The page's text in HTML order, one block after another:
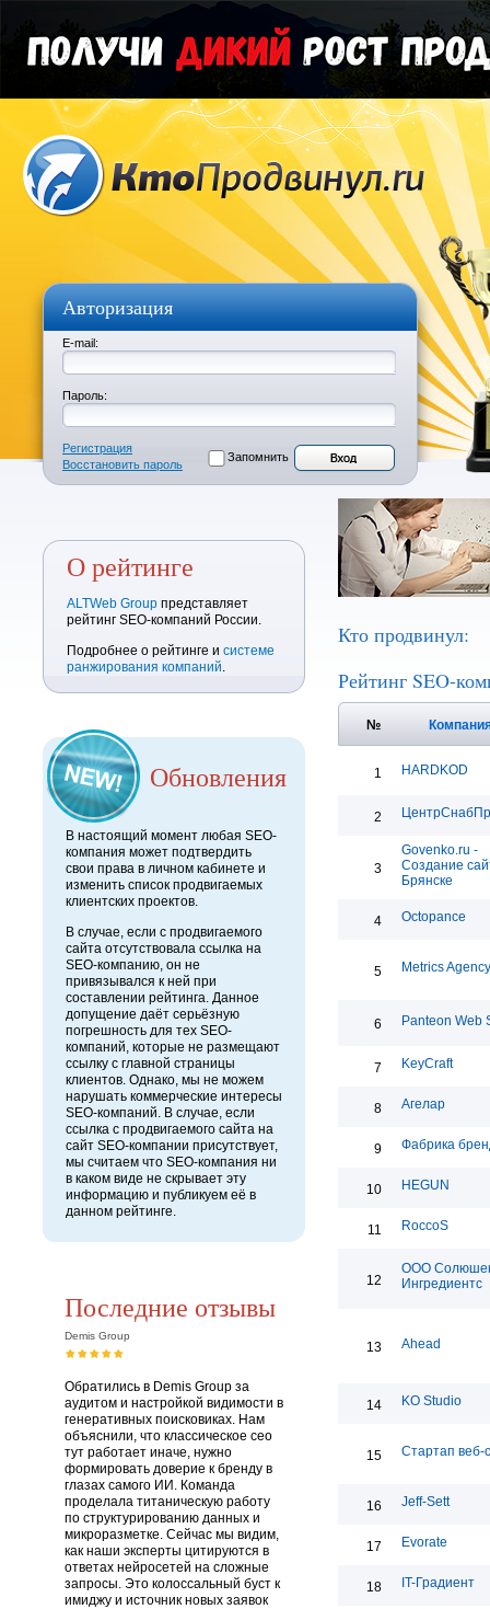
Авторизация
E-mail:
Пароль:
Регистрация
Восстановить пароль
Запомнить
О рейтинге
ALTWeb Group представляет
рейтинг SEO-компаний России.
Подробнее о рейтинге и системе
ранжирования компаний.
Обновления
В настоящий момент любая SEO-
компания может подтвердить
свои права в личном кабинете и
изменить список продвигаемых
клиентских проектов.
В случае, если с продвигаемого
сайта отсутствовала ссылка на
SEO-компанию, он не
привязывался к ней при
составлении рейтинга. Данное
допущение даёт серьёзную
погрешность для тех SEO-
компаний, которые не размещают
ссылку с главной страницы
клиентов. Однако, мы не можем
нарушать коммерческие интересы
SEO-компаний. В случае, если
ссылка с продвигаемого сайта на
сайт SEO-компании присутствует,
мы считаем что SEO-компания ни
в каком виде не скрывает эту
информацию и публикуем её в
данном рейтинге.
Последние отзывы
Demis Group
Обратились в Demis Group за
аудитом и настройкой видимости в
генеративных поисковиках. Нам
объяснили, что классическое сео
тут работает иначе, нужно
формировать доверие к бренду в
глазах самого ИИ. Команда
проделала титаническую работу
по структурированию данных и
микроразметке. Сейчас мы видим,
как наши эксперты цитируются в
ответах нейросетей на сложные
запросы. Это колоссальный буст к
имиджу и источник новых заявок
Кто продвинул:
Рейтинг SEO-
№
1 HARDKOD
2
3
Govenko.ru -
Создание
Брянске
4 Octopance
5 Metrics Agency
6 Panteon Web
7 KeyCraft
8 Агелар
9 Фабрика
10 HEGUN
11 RoccoS
12
ООО
Ингредиентс
13 Ahead
14 KO Studio
15 Стартап веб-
16 Jeff-Sett
17 Evorate
18 IT-Градиент